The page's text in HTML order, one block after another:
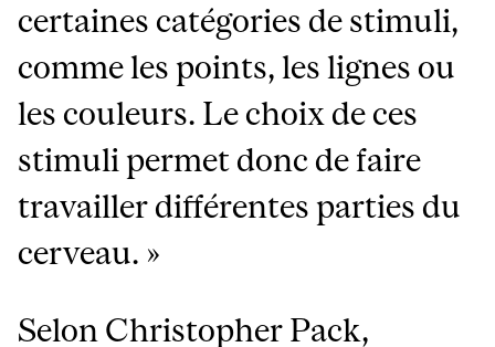
certaines catégories de stimuli,
comme les points, les lignes ou
les couleurs. Le choix de ces
stimuli permet donc de faire
travailler différentes parties du
cerveau. »
Selon Christopher Pack,